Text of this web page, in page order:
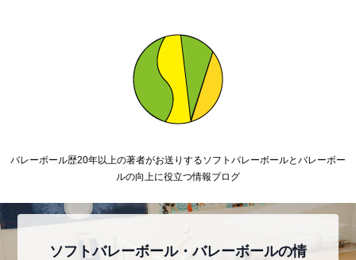
バレーボール歴20年以上の著者がお送りするソフトバレーボールとバレーボー
ルの向上に役立つ情報ブログ
ソフトバレーボール・バレーボールの情